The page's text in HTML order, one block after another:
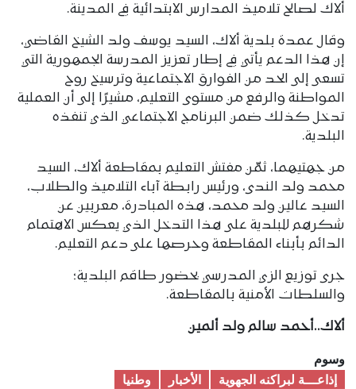
ألاك لصالح تلاميذ المدارس الابتدائية في المدينة.
وقال عمدة بلدية ألاك، السيد يوسف ولد الشيخ القاضي،
إن هذا الدعم يأتي في إطار تعزيز المدرسة الجمهورية التي
تسعى إلى الحد من الفوارق الاجتماعية وترسيخ روح
المواطنة والرفع من مستوى التعليم، مشيرًا إلى أن العملية
تدخل كذلك ضمن البرنامج الاجتماعي الذي تنفذه
البلدية.
من جهتيهما، ثمّن مفتش التعليم بمقاطعة ألاك، السيد
محمد ولد الندى، ورئيس رابطة آباء التلاميذ والطلاب،
السيد عالين ولد محمد، هذه المبادرة، معربين عن
شكرهم للبلدية على هذا التدخل الذي يعكس الاهتمام
الدائم بأبناء المقاطعة وحرصها على دعم التعليم.
جرى توزيع الزي المدرسي بحضور طاقم البلدية؛
والسلطات الأمنية بالمقاطعة.
ألاك..أحمد سالم ولد ألمين
وسوم
إذاعـــة لبراكنه الجهوية
الأخبار
وطنیا